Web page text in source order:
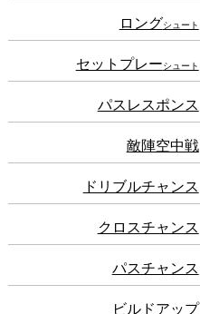
ロングシュート
セットプレーシュート
パスレスポンス
敵陣空中戦
ドリブルチャンス
クロスチャンス
パスチャンス
ビルドアップ